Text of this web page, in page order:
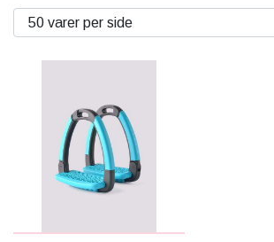
PAKKER & SÆT
BY ASTRUP BAMSE UNIVERS
HÅR, SMYKKER & TILBEHØR
SCHLEICH® HEST & TILBEHØR